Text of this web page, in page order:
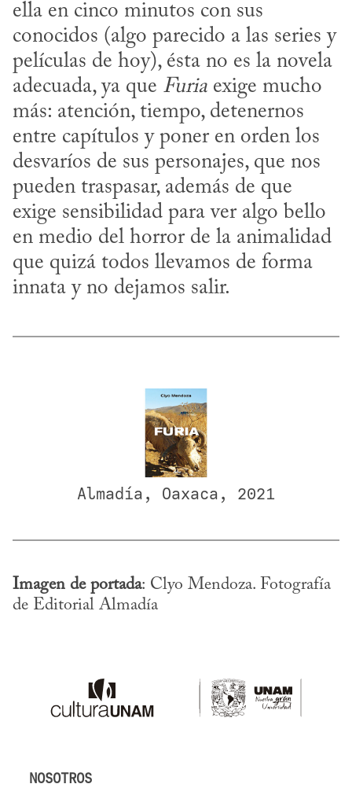
ella en cinco minutos con sus
conocidos (algo parecido a las series y
películas de hoy), ésta no es la novela
adecuada, ya que Furia exige mucho
más: atención, tiempo, detenernos
entre capítulos y poner en orden los
desvaríos de sus personajes, que nos
pueden traspasar, además de que
exige sensibilidad para ver algo bello
en medio del horror de la animalidad
que quizá todos llevamos de forma
innata y no dejamos salir.
Almadía, Oaxaca, 2021
Imagen de portada: Clyo Mendoza. Fotografía
de Editorial Almadía
NOSOTROS